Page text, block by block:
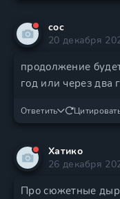
coc
20 декабря
продолжение
год или через два
Ответить
Хатико
26 декабря
Про сюжетные